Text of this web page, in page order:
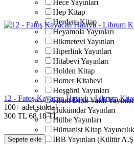
Hece Yayınları
Hep Kitap
Herdem Kitap
Heyamola Yayınları
Hikmetevi Yayınları
Hiperlink Yayınları
Hitabevi Yayınları
Holden Kitap
Homer Kitabevi
Hoşgörü Yayınları
Hrant Dink Vakfı
Hükümdar Yayınları
Hülbe Yayınları
Hümanist Kitap Yayıncılık
İBB Yayınları (Kültür
12 - Fatoş Kayacan Hataylı - Librum
100+ adet stokta!
300 TL 68,18 TL
Sepete ekle